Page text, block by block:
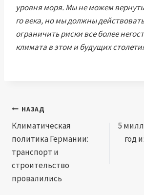
уровня моря. Мы не можем
го века, но мы должны
ограничить риски все более
климата в этом и будущих
Навигация
по
записям
НАЗАД
Климатическая
политика Германии:
транспорт и
строительство
провалились
5
год